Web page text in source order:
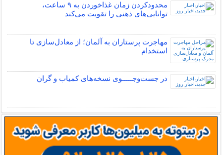
محدودکردن زمان غذاخوردن به ۹ ساعت،
توانایی‌های ذهنی را تقویت می‌کند
مهاجرت پرستاران به آلمان؛ از معادل‌سازی تا
استخدام
در جست‌وجـــــوی نسخه‌های کمیاب و گران